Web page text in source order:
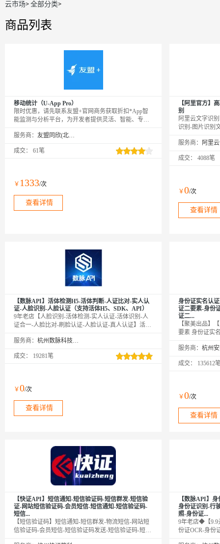
云市场>全部分类>
商品列表
移动统计（U-App Pro）
限时优惠，请先联系友盟+官网商务获取折扣*App智
能监测与分析平台，为开发者提供灵活、智能、专业
购买成功后，需要在友盟+激活页面
正常使用。
服务商： 友盟同欣(北京)科技有限公司
成交： 61笔
￥ 1333/次
查看详情
【阿里官方】
别
阿里云文字识
识别-图片识别
持带有印章、
字信息并结构
服务商：
成交： 4088笔
￥0/次
查看详情
【数脉API】活体检测H5-活体判断-人证比对-实人认
证-人脸识别-人脸认证（支持活体H5、SDK、API）
9年老店【人脸识别-活体检测-实人认证-活体识别-人
证合一-人脸比对-刷脸认证-人脸认证-真人认证】活体
作活体检测，检测成功返回一张人脸照片用于下一步
体检测及SDK原生活体检测，该接口通常与人证比对
服务商： 杭州数脉科技有限公司
成交： 19281笔
￥0/次
查看详情
身份证实名认
证二要素-身份
证二...
【聚美出品】
要素 身份证实
认证 身份证实
份证二要素 身
身份证实名 身
名 身份证二要
二要素 身份证
服务商：
成交： 135612
￥0/次
查看详情
【快证API】短信通知-短信验证码-短信群发-短信验
证-网站短信验证码-会员短信-短信通知-短信验证码-
短信...
【短信验证码】短信通知-短信群发-物流短信-网站短
信验证码-会员短信-短信验证码发送-短信验证码-短信
【数脉API】
身份证识别-行
照-身份证...
9年老店◆【9.9
份证OCR-身份